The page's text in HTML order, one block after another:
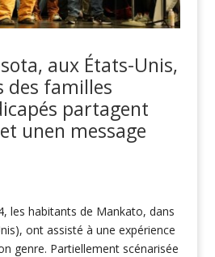
aux États-Unis,
des familles
partagent
unen message
les habitants de Mankato, dans
ont assisté à une expérience
genre. Partiellement scénarisée